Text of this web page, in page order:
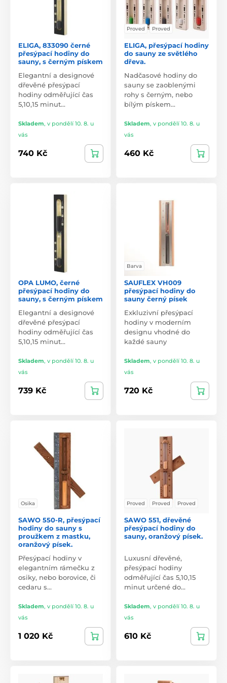
ELIGA, 833090 černé
přesýpací hodiny do
sauny, s černým pískem
Elegantní a designové
dřevěné přesýpací
hodiny odměřující čas
5,10,15 minut…
Skladem, v pondělí 10. 8. u
vás
740 Kč
Proved Proved
ELIGA, přesýpací hodiny
do sauny ze světlého
dřeva.
Nadčasové hodiny do
sauny se zaoblenými
rohy s černým, nebo
bílým pískem…
Skladem, v pondělí 10. 8. u
vás
460 Kč
OPA LUMO, černé
přesýpací hodiny do
sauny, s černým pískem
Elegantní a designové
dřevěné přesýpací
hodiny odměřující čas
5,10,15 minut…
Skladem, v pondělí 10. 8. u
vás
739 Kč
Barva
SAUFLEX VH009
přesýpací hodiny do
sauny černý písek
Exkluzivní přesýpací
hodiny v moderním
designu vhodné do
každé sauny
Skladem, v pondělí 10. 8. u
vás
720 Kč
Osika
SAWO 550-R, přesýpací
hodiny do sauny s
proužkem z mastku,
oranžový písek.
Přesýpací hodiny v
elegantním rámečku z
osiky, nebo borovice, či
cedaru s…
Skladem, v pondělí 10. 8. u
vás
1 020 Kč
Proved Proved Proved
SAWO 551, dřevěné
přesýpací hodiny do
sauny, oranžový písek.
Luxusní dřevěné,
přesýpací hodiny
odměřující čas 5,10,15
minut určené do…
Skladem, v pondělí 10. 8. u
vás
610 Kč